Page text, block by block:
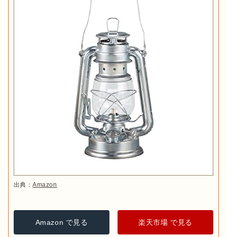
キャンプ用品
安全なオイルランタンの燃料おすすめ11
選！特徴や選び方も解説
室内での雰囲気づくりにうってつけ
なのがテーブルランプで
テーブルランプは、ガラスや真鍮を使ったムーディーなものが
多く、土台がしっかりしていて安定感のあるつくりになってい
ます。メインランタンとして使用することは難しいですが、手
元を優しく照らしてくれることが魅力です。
出典：Amazon
Amazon で見る 楽天市場 で見る